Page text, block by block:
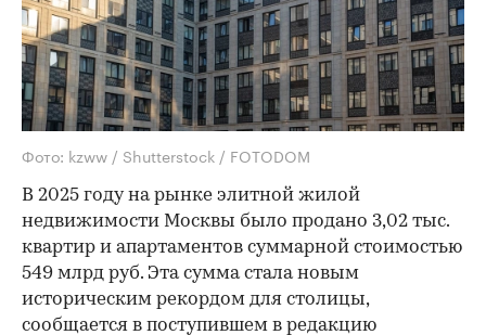
Фото: kzww / Shutterstock / FOTODOM
В 2025 году на рынке элитной жилой
недвижимости Москвы было продано 3,02 тыс.
квартир и апартаментов суммарной стоимостью
549 млрд руб. Эта сумма стала новым
историческим рекордом для столицы,
сообщается в поступившем в редакцию